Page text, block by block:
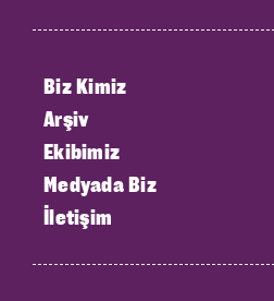
Biz Kimiz
Arşiv
Ekibimiz
Medyada Biz
İletişim